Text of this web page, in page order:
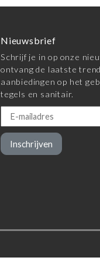
Nieuwsbrief
Schrijf je in op onze
ontvang de laatste
aanbiedingen op het
tegels en sanitair.
Inschrijven